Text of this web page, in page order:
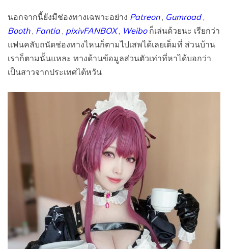
นอกจากนี้ยังมีช่องทางเฉพาะอย่าง Patreon, Gumroad
Booth, Fantia, pixivFANBOX, Weiboก็เล่นด้วยนะ เรียกว่า
แฟนคลับถนัดช่องทางไหนก็ตามไปเสพได้เลยเต็มที่ ส่วนบ้าน
เราก็ตามนั้นแหละ ทางด้านข้อมูลส่วนตัวเท่าที่หาได้บอกว่า
เป็นสาวจากประเทศไต้หวัน